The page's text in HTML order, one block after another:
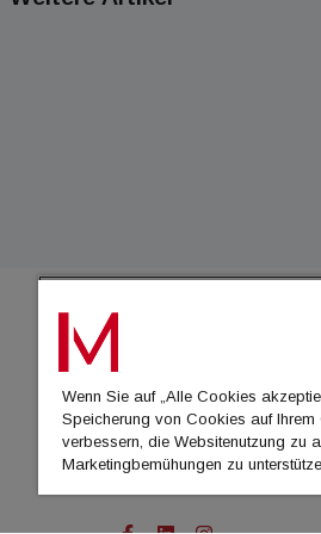
Wenn Sie auf „Alle Cookies
Speicherung von Cookies auf
verbessern, die Websitenutzung zu
Marketingbemühungen zu